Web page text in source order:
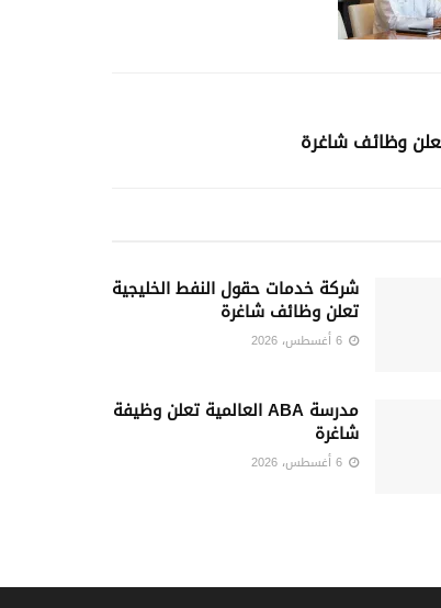
وظائف شاغرة
شركة خدمات حقول النفط الخليجية
تعلن وظائف شاغرة
مدرسة ABA العالمية تعلن وظيفة
شاغرة